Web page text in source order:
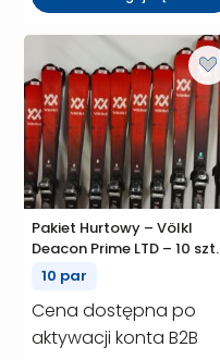
Pakiet Hurtowy – Völkl
Deacon Prime LTD – 10 szt.
(P01699)
10 par
Cena dostępna po
aktywacji konta B2B